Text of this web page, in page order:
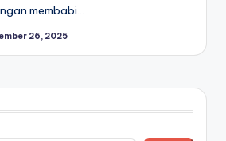
membabi…
26, 2025